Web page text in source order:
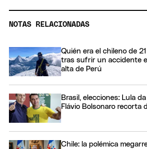
NOTAS RELACIONADAS
Quién era el chileno de
tras sufrir un accidente
alta de Perú
Brasil, elecciones: Lula
Flávio Bolsonaro recorta
Chile: la polémica